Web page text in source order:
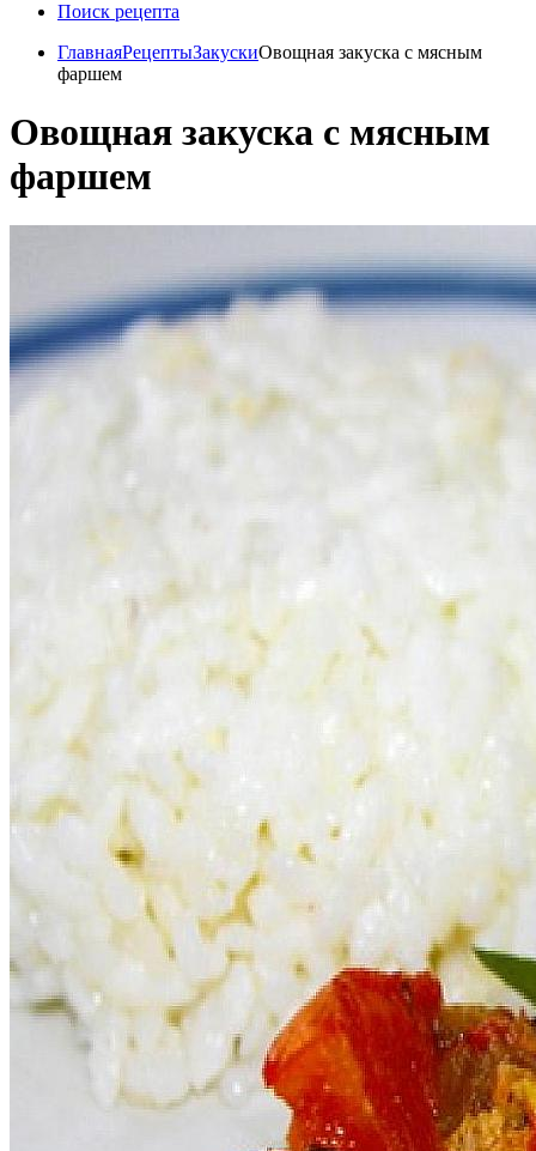
Поиск рецепта
ГлавнаяРецептыЗакускиОвощная закуска с мясным
фаршем
Овощная закуска с мясным
фаршем